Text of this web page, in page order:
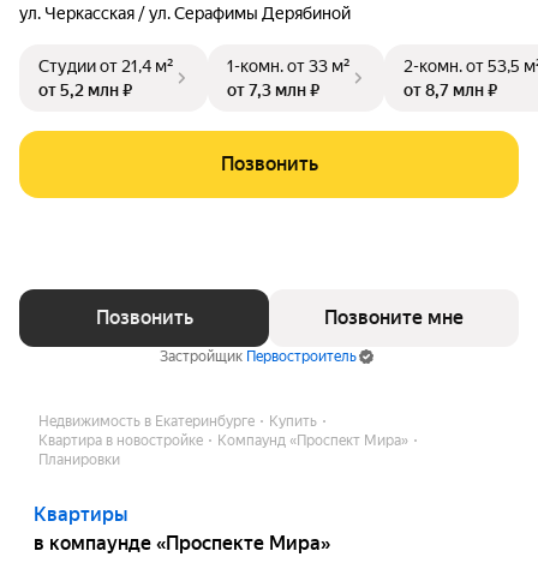
ул. Черкасская / ул. Серафимы Дерябиной
Студииот 21,4 м²
от 5,2 млн ₽
1-комн.от 33 м²
от 7,3 млн ₽
2-комн.от 53,5
от 8,7 млн ₽
Позвонить
Позвонить Позвоните мне
Застройщик Первостроитель
Недвижимость в Екатеринбурге
Купить
Квартира в новостройке
Компаунд «Проспект Мира»
Планировки
Квартиры
в компаунде «Проспекте Мира»